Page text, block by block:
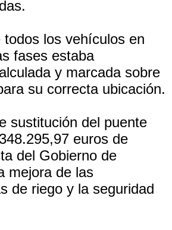
todos los vehículos en
fases estaba
y marcada sobre
su correcta ubicación.
sustitución del puente
euros de
del Gobierno de
mejora de las
de riego y la seguridad